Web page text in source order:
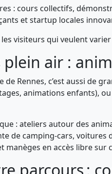
: cours collectifs,
et startup locales
visiteurs qui veulent
plein air :
de Rennes, c’est aussi de
animations enfants),
: ateliers autour des
de camping-cars, voitures
manèges en accès libre sur